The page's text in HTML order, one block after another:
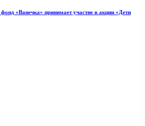
«Ванечка» принимает участие в акции «Дети